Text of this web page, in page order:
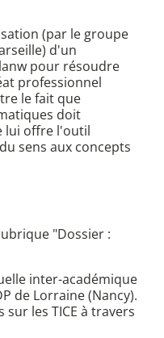
(par le groupe
d'un
pour résoudre
professionnel
le fait que
doit
lui offre l'outil
sens aux concepts
"Dossier :
inter-académique
de Lorraine (Nancy).
les TICE à travers